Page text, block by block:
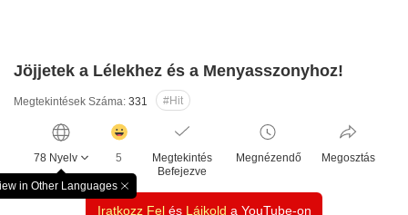
Jöjjetek a Lélekhez és a Menyasszonyhoz!
Megtekintések Száma: 331 #Hit
78 Nyelv
in Other Languages
창
닫
감
릭
수
5
Megtekintés
Befejezve
Megnézendő Megosztás
Iratkozz Felés Lájkold a YouTube-on